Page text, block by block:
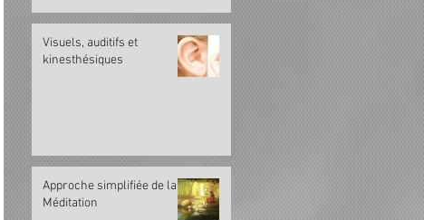
Visuels, auditifs et
kinesthésiques
Approche simplifiée de la
Méditation